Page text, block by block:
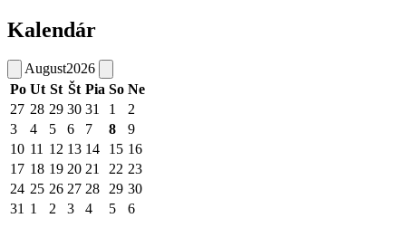
Kalendár
August2026
Po Ut St Št Pia So Ne
27 28 29 30 31 1
2
3
4 5 6 7 8
9
10 11 12 13 14 15 16
17 18 19 20 21 22 23
24 25 26 27 28 29 30
31 1 2 3 4 5 6